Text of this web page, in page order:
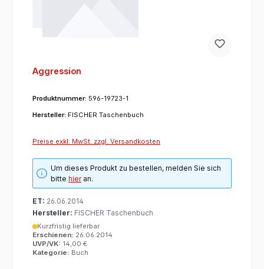
Aggression
Produktnummer: 596-19723-1
Hersteller: FISCHER Taschenbuch
Preise exkl. MwSt. zzgl. Versandkosten
Um dieses Produkt zu bestellen, melden Sie sich
bittehieran.
ET: 26.06.2014
Hersteller: FISCHER Taschenbuch
Kurzfristig lieferbar
Erschienen: 26.06.2014
UVP/VK: 14,00 €
Kategorie: Buch